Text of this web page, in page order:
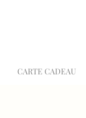
CARTE CADEAU